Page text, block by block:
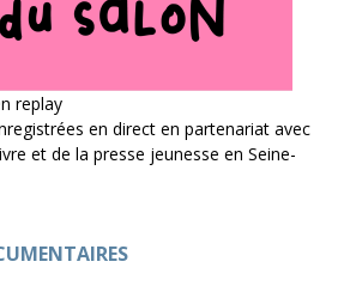
replay
en direct en partenariat avec
et de la presse jeunesse en Seine-